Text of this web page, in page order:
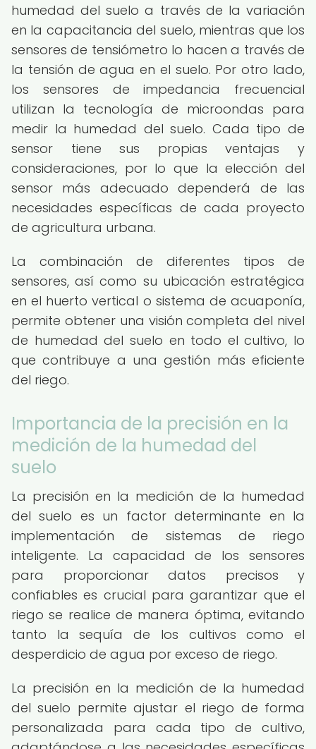
humedad del suelo a través de la variación
en la capacitancia del suelo, mientras que los
sensores de tensiómetro lo hacen a través de
la tensión de agua en el suelo. Por otro lado,
los sensores de impedancia frecuencial
utilizan la tecnología de microondas para
medir la humedad del suelo. Cada tipo de
sensor tiene sus propias ventajas y
consideraciones, por lo que la elección del
sensor más adecuado dependerá de las
necesidades específicas de cada proyecto
de agricultura urbana.
La combinación de diferentes tipos de
sensores, así como su ubicación estratégica
en el huerto vertical o sistema de acuaponía,
permite obtener una visión completa del nivel
de humedad del suelo en todo el cultivo, lo
que contribuye a una gestión más eficiente
del riego.
Importancia de la precisión en la
medición de la humedad del
suelo
La precisión en la medición de la humedad
del suelo es un factor determinante en la
implementación de sistemas de riego
inteligente. La capacidad de los sensores
para proporcionar datos precisos y
confiables es crucial para garantizar que el
riego se realice de manera óptima, evitando
tanto la sequía de los cultivos como el
desperdicio de agua por exceso de riego.
La precisión en la medición de la humedad
del suelo permite ajustar el riego de forma
personalizada para cada tipo de cultivo,